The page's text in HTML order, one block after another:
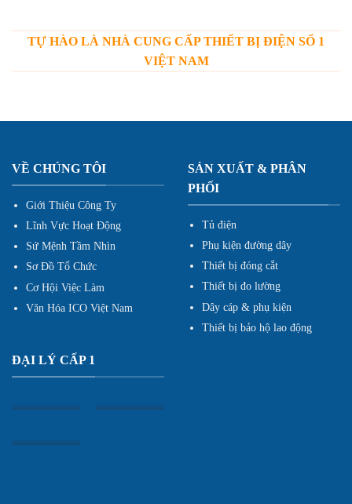
TỰ HÀO LÀ NHÀ CUNG CẤP THIẾT BỊ ĐIỆN SỐ 1
VIỆT NAM
VỀ CHÚNG TÔI
Giới Thiệu Công Ty
Lĩnh Vực Hoạt Động
Sứ Mệnh Tầm Nhìn
Sơ Đồ Tổ Chức
Cơ Hội Việc Làm
Văn Hóa ICO Việt Nam
SẢN XUẤT & PHÂN
PHỐI
Tủ điện
Phụ kiện đường dây
Thiết bị đóng cắt
Thiết bị đo lường
Dây cáp & phụ kiện
Thiết bị bảo hộ lao động
ĐẠI LÝ CẤP 1